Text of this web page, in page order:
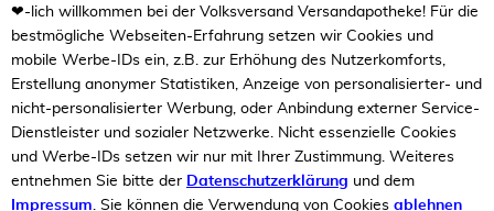
❤-lich willkommen bei der Volksversand Versandapotheke! Für die
bestmögliche Webseiten-Erfahrung setzen wir Cookies und
mobile Werbe-IDs ein, z.B. zur Erhöhung des Nutzerkomforts,
Erstellung anonymer Statistiken, Anzeige von personalisierter- und
nicht-personalisierter Werbung, oder Anbindung externer Service-
Dienstleister und sozialer Netzwerke. Nicht essenzielle Cookies
und Werbe-IDs setzen wir nur mit Ihrer Zustimmung. Weiteres
entnehmen Sie bitte der Datenschutzerklärung und dem
Impressum. Sie können die Verwendung von Cookies ablehnen